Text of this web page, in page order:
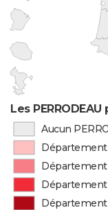
Les
Aucun
Département
Département
Département
Département